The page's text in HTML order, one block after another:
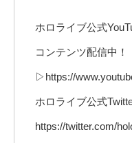
ホロライブ公式
コンテンツ配信中！
▷https://
ホロライブ公式
https://twitter.com/